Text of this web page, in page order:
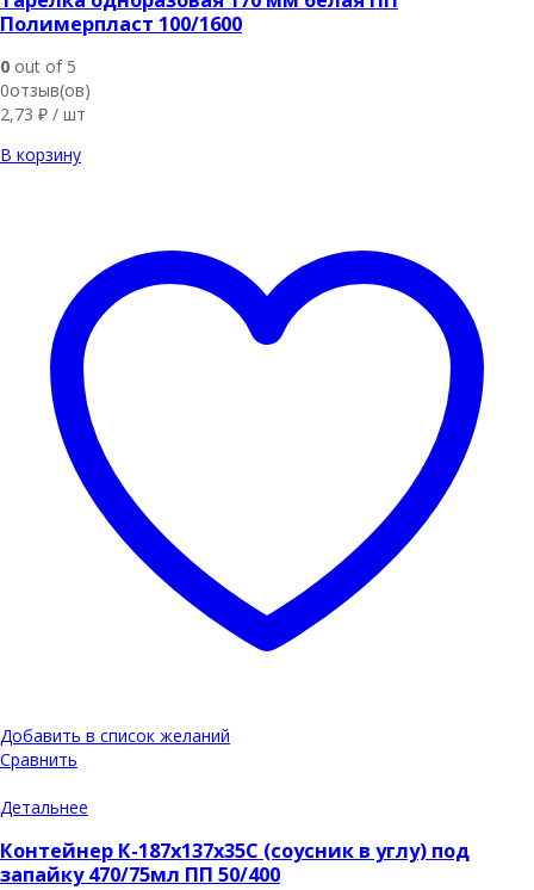
Полимерпласт 100/1600
0 out of 5
0отзыв(ов)
2,73 ₽ / шт
В корзину
Добавить в список желаний
Сравнить
Детальнее
Контейнер К-187х137х35С (соусник в углу) под
запайку 470/75мл ПП 50/400